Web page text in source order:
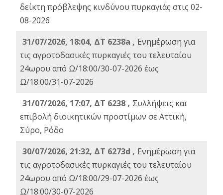
δείκτη πρόβλεψης κινδύνου πυρκαγιάς στις 02-
08-2026
31/07/2026, 18:04, ΔΤ 6238a , Ενημέρωση για
τις αγροτοδασικές πυρκαγιές του τελευταίου
24ωρου από Ω/18:00/30-07-2026 έως
Ω/18:00/31-07-2026
31/07/2026, 17:07, ΔΤ 6238 , Συλλήψεις και
επιβολή διοικητικών προστίμων σε Αττική,
Σύρο, Ρόδο
30/07/2026, 21:32, ΔΤ 6273d , Ενημέρωση για
τις αγροτοδασικές πυρκαγιές του τελευταίου
24ωρου από Ω/18:00/29-07-2026 έως
Ω/18:00/30-07-2026